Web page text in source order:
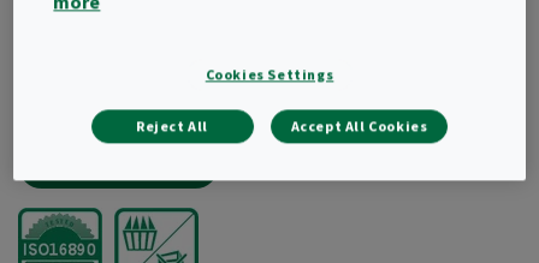
distribution optimale de l'air
Poches coniques
Cookies Settings
Reject All Accept All Cookies